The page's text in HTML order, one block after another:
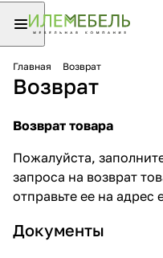
Главная Возврат
Возврат
Возврат товара
Пожалуйста,
запроса на возврат
отправьте ее на адрес
Документы